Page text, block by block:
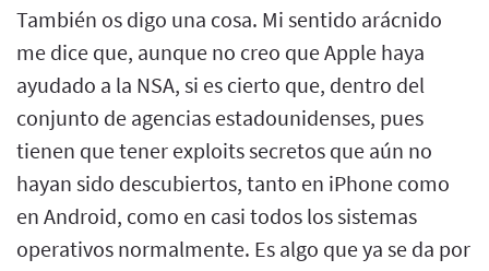
También os digo una cosa. Mi sentido arácnido
me dice que, aunque no creo que Apple haya
ayudado a la NSA, si es cierto que, dentro del
conjunto de agencias estadounidenses, pues
tienen que tener exploits secretos que aún no
hayan sido descubiertos, tanto en iPhone como
en Android, como en casi todos los sistemas
operativos normalmente. Es algo que ya se da por